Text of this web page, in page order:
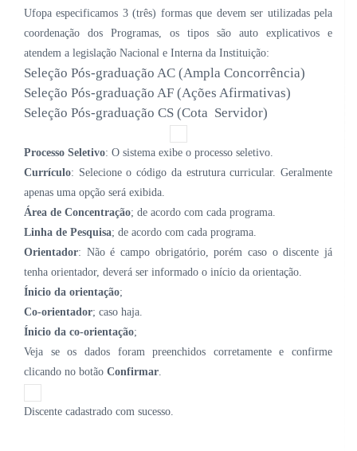
Ufopa especificamos 3 (três) formas que devem ser utilizadas pela
coordenação dos Programas, os tipos são auto explicativos e
atendem a legislação Nacional e Interna da Instituição:
Seleção Pós-graduação AC (Ampla Concorrência)
Seleção Pós-graduação AF (Ações Afirmativas)
Seleção Pós-graduação CS (Cota Servidor)
Processo Seletivo: O sistema exibe o processo seletivo.
Currículo: Selecione o código da estrutura curricular. Geralmente
apenas uma opção será exibida.
Área de Concentração; de acordo com cada programa.
Linha de Pesquisa; de acordo com cada programa.
Orientador: Não é campo obrigatório, porém caso o discente já
tenha orientador, deverá ser informado o início da orientação.
Ínicio da orientação;
Co-orientador; caso haja.
Ínicio da co-orientação;
Veja se os dados foram preenchidos corretamente e confirme
clicando no botão Confirmar.
Discente cadastrado com sucesso.